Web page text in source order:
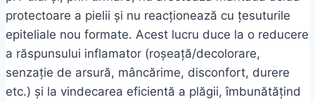
protectoare a pielii și nu reacționează cu țesuturile
epiteliale nou formate. Acest lucru duce la o reducere
a răspunsului inflamator (roșeață/decolorare,
senzație de arsură, mâncărime, disconfort, durere
etc.) și la vindecarea eficientă a plăgii, îmbunătățind